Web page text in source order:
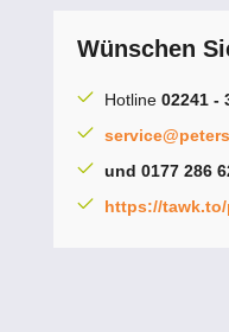
Wünschen
Hotline 02241 -
und 0177 286
https://